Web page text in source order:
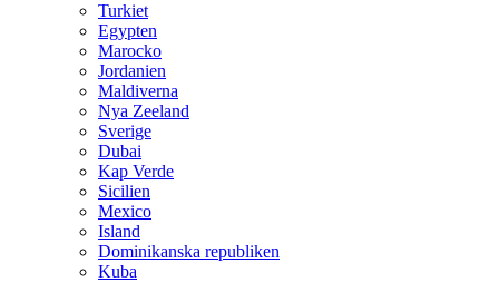
Turkiet
Egypten
Marocko
Jordanien
Maldiverna
Nya Zeeland
Sverige
Dubai
Kap Verde
Sicilien
Mexico
Island
Dominikanska republiken
Kuba